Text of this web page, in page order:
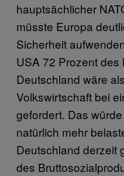
hauptsächlicher
müsste Europa
Sicherheit
USA 72 Prozent des
Deutschland wäre
Volkswirtschaft bei
gefordert. Das
natürlich mehr
Deutschland derzeit
des